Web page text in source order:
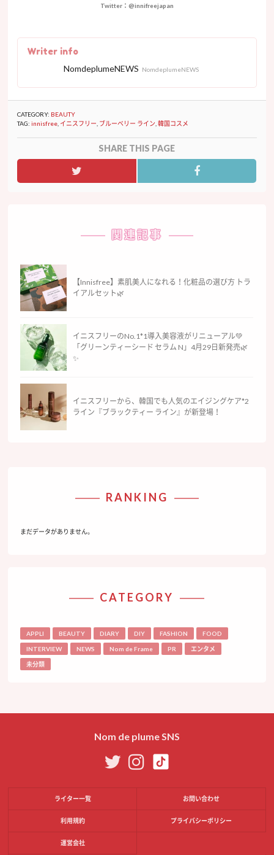
Twitter：@innifreejapan
Writer info
NomdeplumeNEWS NomdeplumeNEWS
CATEGORY: BEAUTY
TAG: innisfree イニスフリー ブルーベリー ライン ,韓国コスメ
SHARE THIS PAGE
関連記事
【Innisfree】素肌美人になれる！化粧品の選び方 トラ
イアルセット🌿
イニスフリーのNo.1*1導入美容液がリニューアル💚
「グリーンティーシード セラム N」4月29日新発売🌿
✨
イニスフリーから、韓国でも人気のエイジングケア*2
ライン『ブラックティー ライン』が新登場！
RANKING
まだデータがありません。
CATEGORY
APPLI BEAUTY DIARY DIY FASHION FOOD
INTERVIEW NEWS Nom de Frame PR エンタメ
未分類
Nom de plume SNS
ライター一覧 お問い合わせ
利用規約 プライバシーポリシー
運営会社